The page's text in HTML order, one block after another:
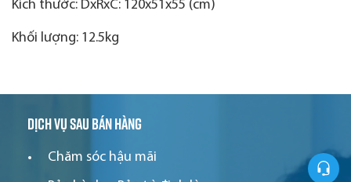
Kích thước: DxRxC: 120x51x55 (cm)
Khối lượng: 12.5kg
Dịch vụ sau bán hàng
Chăm sóc hậu mãi